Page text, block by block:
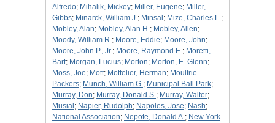
Alfredo; Mihalik, Mickey; Miller, Eugene; Miller,
Gibbs; Minarck, William J.; Minsal ; Mize, Charles L.;
Mobley, Alan; Mobley, Alan H.; Mobley, Allen;
Moody, William R.; Moore, Eddie; Moore, John;
Moore, John P., Jr.; Moore, Raymond E.; Moretti,
Bart; Morgan, Lucius; Morton; Morton, E. Glenn;
Moss, Joe; Mott; Mottelier, Herman; Moultrie
Packers; Munch, William G.; Municipal Ball Park;
Murray, Don; Murray, Donald S.; Murray, Walter;
Musial ; Napier, Rudolph; Napoles, Jose; Nash;
National Association; Nepote, Donald A.; New York